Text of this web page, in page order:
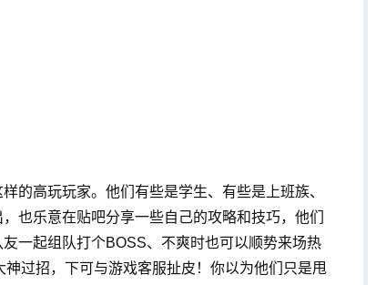
的高玩玩家。他们有些是学生、有些是上班族、
也乐意在贴吧分享一些自己的攻略和技巧，他们
一起组队打个BOSS、不爽时也可以顺势来场热
过招，下可与游戏客服扯皮！你以为他们只是甩